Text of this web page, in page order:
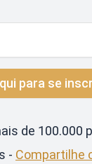
de 100.000
- Compartilhe